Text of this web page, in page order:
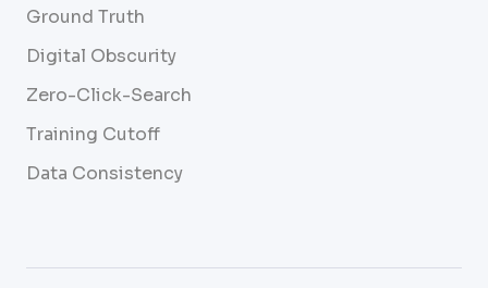
Ground Truth
Digital Obscurity
Zero-Click-Search
Training Cutoff
Data Consistency